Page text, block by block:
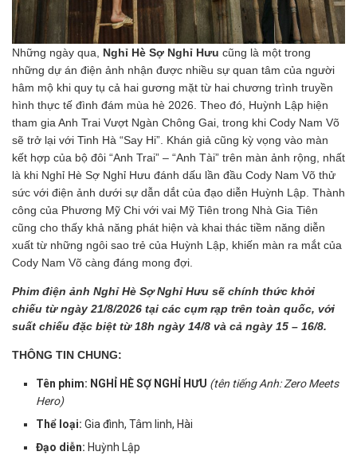
Những ngày qua, Nghỉ Hè Sợ Nghỉ Hưu cũng là một trong
những dự án điện ảnh nhận được nhiều sự quan tâm của người
hâm mộ khi quy tụ cả hai gương mặt từ hai chương trình truyền
hình thực tế đình đám mùa hè 2026. Theo đó, Huỳnh Lập hiện
tham gia Anh Trai Vượt Ngàn Chông Gai, trong khi Cody Nam Võ
sẽ trở lại với Tinh Hà “Say Hi”. Khán giả cũng kỳ vọng vào màn
kết hợp của bộ đôi “Anh Trai” – “Anh Tài” trên màn ảnh rộng, nhất
là khi Nghỉ Hè Sợ Nghỉ Hưu đánh dấu lần đầu Cody Nam Võ thử
sức với điện ảnh dưới sự dẫn dắt của đạo diễn Huỳnh Lập. Thành
công của Phương Mỹ Chi với vai Mỹ Tiên trong Nhà Gia Tiên
cũng cho thấy khả năng phát hiện và khai thác tiềm năng diễn
xuất từ những ngôi sao trẻ của Huỳnh Lập, khiến màn ra mắt của
Cody Nam Võ càng đáng mong đợi.
Phim điện ảnh Nghỉ Hè Sợ Nghỉ Hưu sẽ chính thức khởi
chiếu từ ngày 21/8/2026 tại các cụm rạp trên toàn quốc, với
suất chiếu đặc biệt từ 18h ngày 14/8 và cả ngày 15 – 16/8.
THÔNG TIN CHUNG:
Tên phim: NGHỈ HÈ SỢ NGHỈ HƯU (tên tiếng Anh: Zero Meets
Hero)
Thể loại: Gia đình, Tâm linh, Hài
Đạo diễn: Huỳnh Lập